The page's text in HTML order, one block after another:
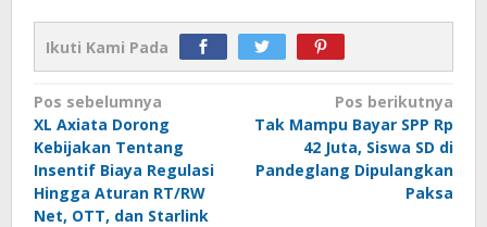
Ikuti Kami Pada
Navigasi
pos
Pos sebelumnya
XL Axiata Dorong
Kebijakan Tentang
Insentif Biaya Regulasi
Hingga Aturan RT/RW
Net, OTT, dan Starlink
Pos berikutnya
Tak Mampu Bayar SPP Rp
42 Juta, Siswa SD di
Pandeglang Dipulangkan
Paksa